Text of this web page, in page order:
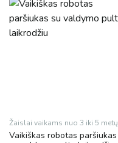
Žaislai vaikams nuo 3 iki 5 metų
Vaikiškas robotas paršiukas